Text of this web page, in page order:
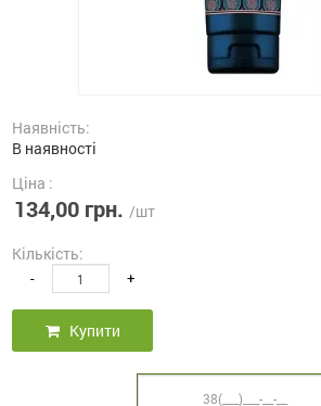
Наявність:
В наявності
Ціна :
134,00 грн. /шт
Кількість:
- +
Купити